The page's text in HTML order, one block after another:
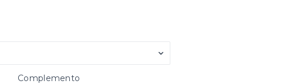
Complemento